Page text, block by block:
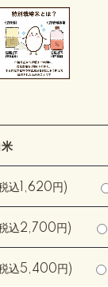
込1,620円)
込2,700円)
込5,400円)